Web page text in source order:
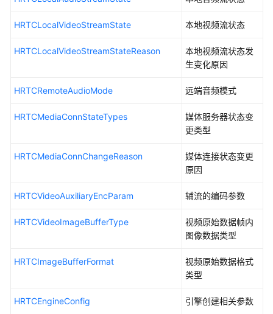
调
端
误
服
错
码
HRTCLocalVideoStreamState 本地视频流状态
HRTCLocalVideoStreamStateReason
本地视频流状态发
生变化原因
HRTCRemoteAudioMode 远端音频模式
HRTCMediaConnStateTypes
媒体服务器状态变
更类型
HRTCMediaConnChangeReason
媒体连接状态变更
原因
HRTCVideoAuxiliaryEncParam 辅流的编码参数
HRTCVideoImageBufferType
视频原始数据帧内
图像数据类型
HRTCImageBufferFormat
视频原始数据格式
类型
HRTCEngineConfig 引擎创建相关参数